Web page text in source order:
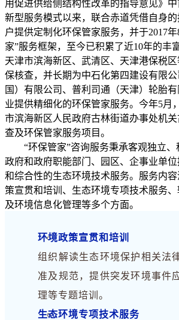
用促进供给侧结构性改革的指导意见》
新型服务模式以来，联合赤道凭借自身
户提供定制化环保管家服务，并于2017
家”服务框架，至今已积累了近10年的丰
天津市滨海新区、武清区、天津港保税
保核查，并长期为中石化第四建设有限公
国）有限公司、普利司通（天津）轮胎
业提供精细化的环保管家服务。今年5月，
市滨海新区人民政府古林街道办事处机
查及环保管家服务项目。
“环保管家”咨询服务秉承客观独立
政府和政府职能部门、园区、企事业单
和综合性的生态环境技术服务。服务内
策宣贯和培训、生态环境专项技术服务
及环境信息化管理等多个方面。
环境政策宣贯和培训
组织解读生态环境保护相关法
准及规范，提供突发环境事件
理等专题培训。
生态环境专项技术服务